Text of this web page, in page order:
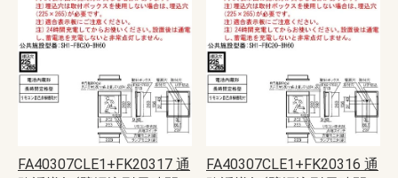
FA40307CLE1+FK20317 通
FA40307CLE1+FK20316 通